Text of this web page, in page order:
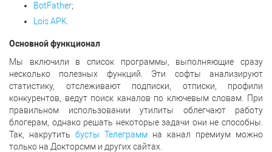
BotFather;
Lois APK
Основной функционал
Мы включили в список программы, выполняющие сразу
несколько полезных функций. Эти софты анализируют
статистику, отслеживают подписки, отписки, профили
конкурентов, ведут поиск каналов по ключевым словам. При
правильном использовании утилиты облегчают работу
блогерам, однако решать некоторые задачи они не способны.
Так, накрутить бусты Телеграмм на канал премиум можно
только на Докторсмм и других сайтах.